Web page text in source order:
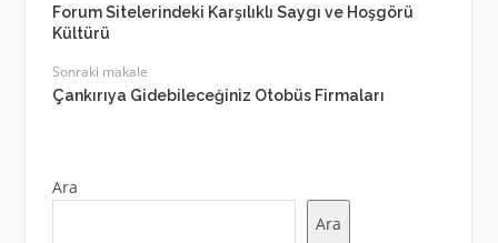
Forum Sitelerindeki Karşılıklı Saygı ve Hoşgörü
Kültürü
Sonraki makale
Çankırıya Gidebileceğiniz Otobüs Firmaları
Ara
Ara